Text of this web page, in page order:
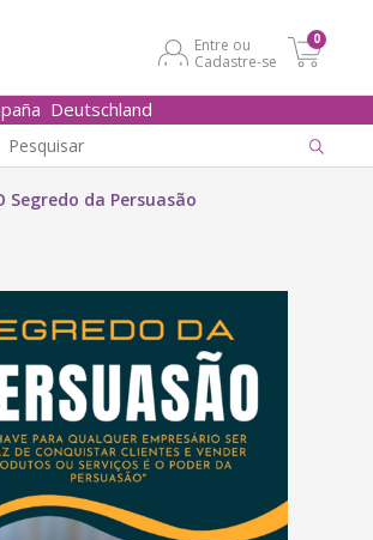
Entre ou
Cadastre-se
0
Deutschland
Segredo da Persuasão